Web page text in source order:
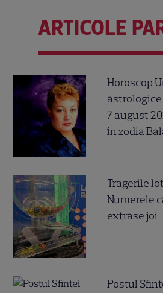
ARTICOLE
Horoscop
astrologice
7 august
în zodia
Tragerile
Numerele
extrase joi
Postul